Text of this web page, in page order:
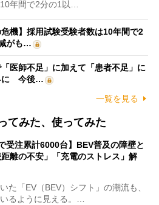
年間で2分の1以…
危機】採用試験受験者数は10年間で2
がも…
「医師不足」に加えて「患者不足」に
に 今後…
一覧を見る
てみた、使ってみた
受注累計6000台】BEV普及の障壁と
離の不安」「充電のストレス」解
「EV（BEV）シフト」の潮流も、
るように見える。…